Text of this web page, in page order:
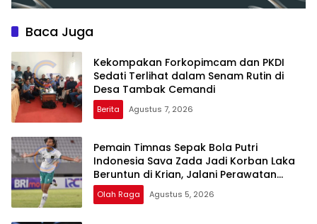
Baca Juga
Kekompakan Forkopimcam dan PKDI
Sedati Terlihat dalam Senam Rutin di
Desa Tambak Cemandi
Berita Agustus 7, 2026
Pemain Timnas Sepak Bola Putri
Indonesia Sava Zada Jadi Korban Laka
Beruntun di Krian, Jalani Perawatan
Intensif
Olah Raga Agustus 5, 2026